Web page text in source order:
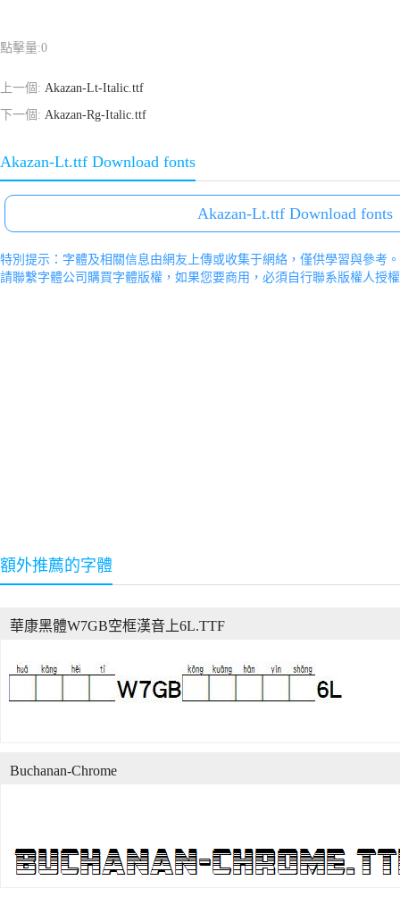
點擊量:0
上一個: Akazan-Lt-Italic.ttf
下一個: Akazan-Rg-Italic.ttf
Akazan-Lt.ttf Download fonts
Akazan-Lt.ttf Download fonts
特別提示：字體及相關信息由網友上傳或收集于網絡，僅供學習與參考
請聯繫字體公司購買字體版權，如果您要商用，必須自行聯系版權人授
額外推薦的字體
華康黑體W7GB空框漢音上6L.TTF
Buchanan-Chrome